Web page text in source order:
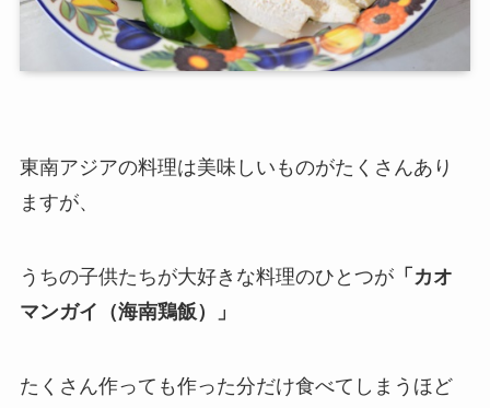
東南アジアの料理は美味しいものがたくさんあり
ますが、
うちの子供たちが大好きな料理のひとつが「カオ
マンガイ（海南鶏飯）」
たくさん作っても作った分だけ食べてしまうほど